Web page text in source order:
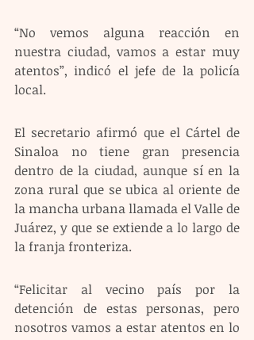
“No vemos alguna reacción en
nuestra ciudad, vamos a estar muy
atentos”, indicó el jefe de la policía
local.
El secretario afirmó que el Cártel de
Sinaloa no tiene gran presencia
dentro de la ciudad, aunque sí en la
zona rural que se ubica al oriente de
la mancha urbana llamada el Valle de
Juárez, y que se extiende a lo largo de
la franja fronteriza.
“Felicitar al vecino país por la
detención de estas personas, pero
nosotros vamos a estar atentos en lo